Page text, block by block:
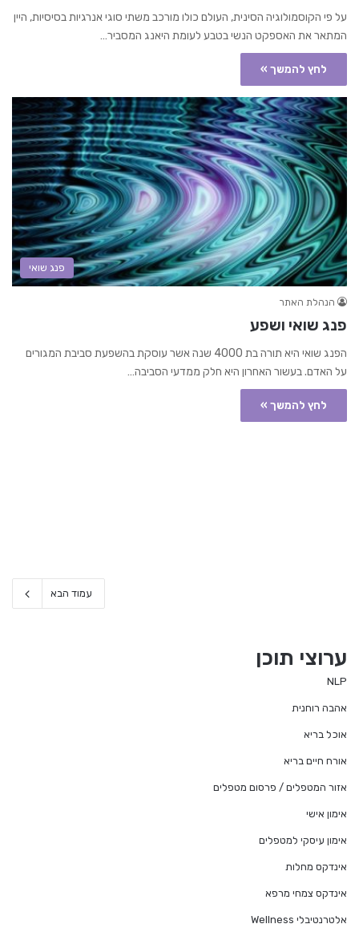
על פי הקוסמולוגיה הסינית, העולם כולו מורכב משתי סוגי אנרגיות בסיסיות, היין
המתאר את האספקט הנשי בטבע לעומת היאנג המסביר…
לחץ להמשך »
פנג שואי
הנהלת האתר
פנג שואי ושפע
הפנג שואי היא תורה בת 4000 שנה אשר עוסקת בהשפעת סביבת המגורים
על האדם. בעשור האחרון היא חלק ממדעי הסביבה…
לחץ להמשך »
עמוד הבא
ערוצי תוכן
NLP
אהבה רוחנית
אוכל בריא
אורח חיים בריא
אזור המטפלים / פרסום מטפלים
אימון אישי
אימון עיסקי למטפלים
אינדקס מחלות
אינדקס צמחי מרפא
אלטרנטיבלי Wellness